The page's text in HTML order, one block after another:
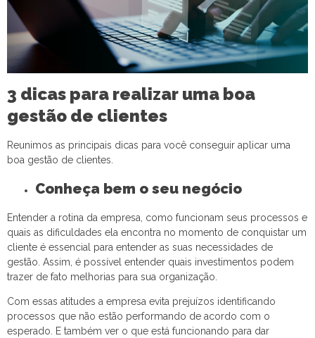
3 dicas para realizar uma boa
gestão de clientes
Reunimos as principais dicas para você conseguir aplicar uma
boa gestão de clientes.
Conheça bem o seu negócio
Entender a rotina da empresa, como funcionam seus processos e
quais as dificuldades ela encontra no momento de conquistar um
cliente é essencial para entender as suas necessidades de
gestão. Assim, é possível entender quais investimentos podem
trazer de fato melhorias para sua organização.
Com essas atitudes a empresa evita prejuízos identificando
processos que não estão performando de acordo com o
esperado. E também ver o que está funcionando para dar